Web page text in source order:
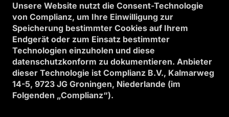
Unsere Website nutzt die Consent-Technologie
von Complianz, um Ihre Einwilligung zur
Speicherung bestimmter Cookies auf Ihrem
Endgerät oder zum Einsatz bestimmter
Technologien einzuholen und diese
datenschutzkonform zu dokumentieren. Anbieter
dieser Technologie ist Complianz B.V., Kalmarweg
14-5, 9723 JG Groningen, Niederlande (im
Folgenden „Complianz“).